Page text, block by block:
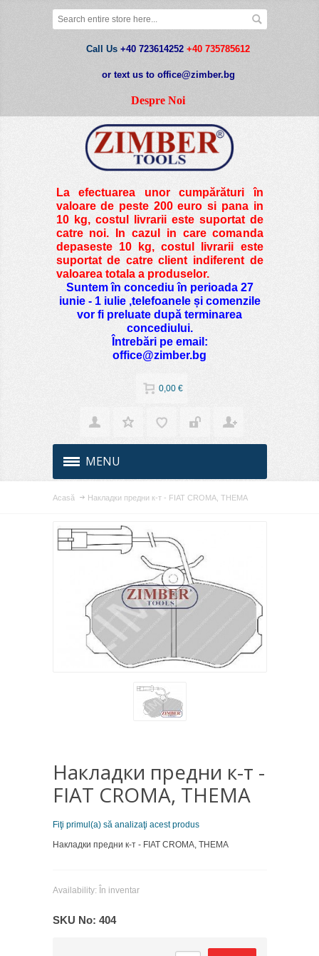
Call Us +40 723614252 +40 735785612
or text us to office@zimber.bg
Despre Noi
La efectuarea unor cumpărături în
valoare de peste200 euro si pana in
10 kg, costul livrarii este suportat de
catre noi. In cazul in care comanda
depaseste 10 kg, costul livrarii este
suportat de catre client indiferent de
valoarea totala a produselor.
Suntem în concediu în perioada 27
iunie - 1 iulie ,telefoanele și comenzile
vor fi preluate după terminarea
concediului.
Întrebări pe email:
office@zimber.bg
0,00 €
MENU
Acasă Накладки предни к-т - FIAT CROMA, THEMA
Накладки предни к-т -
FIAT CROMA, THEMA
Fiţi primul(a) să analizaţi acest produs
Накладки предни к-т - FIAT CROMA, THEMA
Availability: În inventar
SKU No: 404